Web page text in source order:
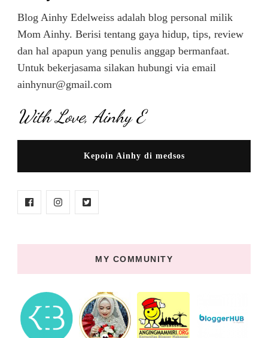
Blog Ainhy Edelweiss adalah blog personal milik
Mom Ainhy. Berisi tentang gaya hidup, tips, review
dan hal apapun yang penulis anggap bermanfaat.
Untuk bekerjasama silakan hubungi via email
ainhynur@gmail.com
With Love, Ainhy E
Kepoin Ainhy di medsos
MY COMMUNITY